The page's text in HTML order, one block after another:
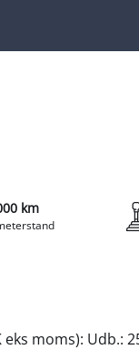
stop 150HK Van 6g
km
eks moms):